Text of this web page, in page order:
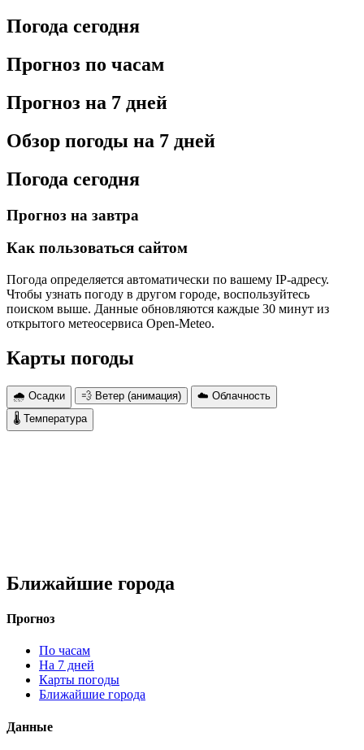
Погода сегодня
Прогноз по часам
Прогноз на 7 дней
Обзор погоды на 7 дней
Погода сегодня
Прогноз на завтра
Как пользоваться сайтом
Погода определяется автоматически по вашему IP-адресу.
Чтобы узнать погоду в другом городе, воспользуйтесь
поиском выше. Данные обновляются каждые 30 минут из
открытого метеосервиса Open-Meteo.
Карты погоды
🌧 Осадки 💨 Ветер (анимация)
☁️ Облачность
🌡 Температура
Ближайшие города
Прогноз
По часам
На 7 дней
Карты погоды
Ближайшие города
Данные